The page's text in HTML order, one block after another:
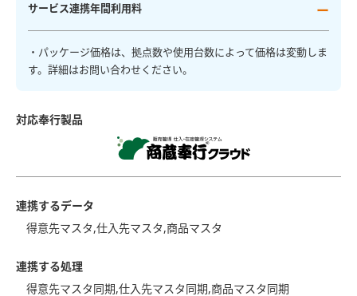
サービス連携年間利用料 ー
・パッケージ価格は、拠点数や使用台数によって価格は変動しま
す。詳細はお問い合わせください。
対応奉行製品
連携するデータ
得意先マスタ,仕入先マスタ,商品マスタ
連携する処理
得意先マスタ同期,仕入先マスタ同期,商品マスタ同期